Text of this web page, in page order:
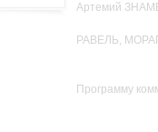
Артемий
РАВЕЛЬ,
Программу